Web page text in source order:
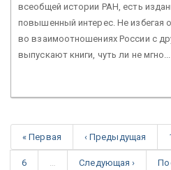
всеобщей истории РАН, есть
повышенный интерес. Не избегая
во взаимоотношениях России с
выпускают книги, чуть ли не мгно...
« Первая ‹ Предыдущая
6 Следующая ›